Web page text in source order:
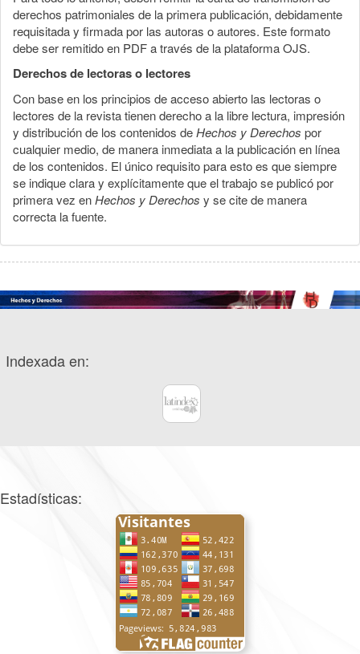
derechos patrimoniales de la primera publicación, debidamente
requisitada y firmada por las autoras o autores. Este formato
debe ser remitido en PDF a través de la plataforma OJS.
Derechos de lectoras o lectores
Con base en los principios de acceso abierto las lectoras o
lectores de la revista tienen derecho a la libre lectura, impresión
y distribución de los contenidos deHechos y Derechos por
cualquier medio, de manera inmediata a la publicación en línea
de los contenidos. El único requisito para esto es que siempre
se indique clara y explícitamente que el trabajo se publicó por
primera vez enHechos y Derechos y se cite de manera
correcta la fuente.
Indexada en:
Estadísticas: